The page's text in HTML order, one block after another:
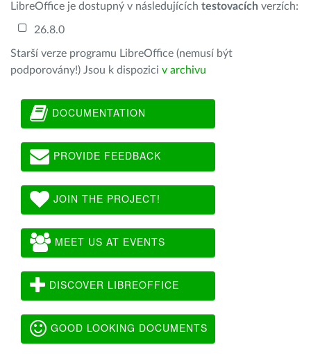
LibreOffice je dostupný v následujících testovacích verzích:
26.8.0
Starší verze programu LibreOffice (nemusí být
podporovány!) Jsou k dispozici v archivu
DOCUMENTATION
PROVIDE FEEDBACK
JOIN THE PROJECT!
MEET US AT EVENTS
DISCOVER LIBREOFFICE
GOOD LOOKING DOCUMENTS